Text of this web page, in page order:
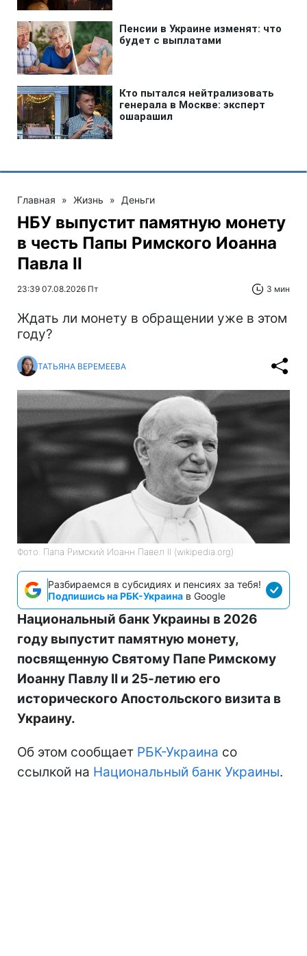
Главная » Жизнь » Деньги
НБУ выпустит памятную монету
в честь Папы Римского Иоанна
Павла II
23:39 07.08.2026 Пт 3 мин
Ждать ли монету в обращении уже в этом
году?
ТАТЬЯНА ВЕРЕМЕЕВА
Фото: Папа Римский Иоанн Павел II (wikipedia.org)
Разбираемся в субсидиях и пенсиях за тебя!
Подпишись на РБК-Украина в Google
Национальный банк Украины в 2026
году выпустит памятную монету,
посвященную Святому Папе Римскому
Иоанну Павлу II и 25-летию его
исторического Апостольского визита в
Украину.
Об этом сообщает РБК-Украина со
ссылкой на Национальный банк Украины.